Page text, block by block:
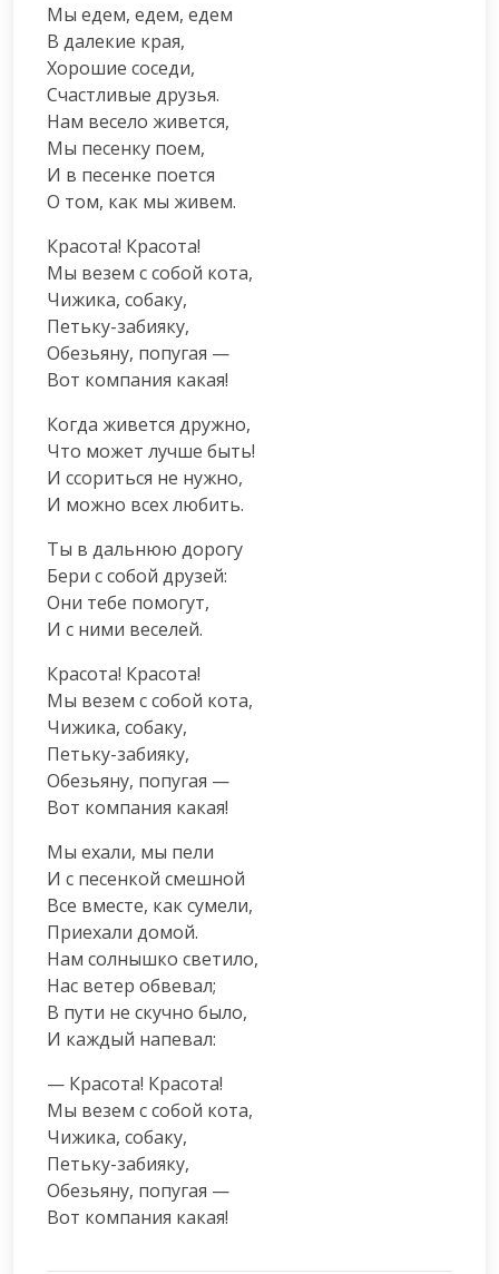
Мы едем, едем, едем
В далекие края,
Хорошие соседи,
Счастливые друзья.
Нам весело живется,
Мы песенку поем,
И в песенке поется
О том, как мы живем.
Красота! Красота!
Мы везем с собой кота,
Чижика, собаку,
Петьку-забияку,
Обезьяну, попугая —
Вот компания какая!
Когда живется дружно,
Что может лучше быть!
И ссориться не нужно,
И можно всех любить.
Ты в дальнюю дорогу
Бери с собой друзей:
Они тебе помогут,
И с ними веселей.
Красота! Красота!
Мы везем с собой кота,
Чижика, собаку,
Петьку-забияку,
Обезьяну, попугая —
Вот компания какая!
Мы ехали, мы пели
И с песенкой смешной
Все вместе, как сумели,
Приехали домой.
Нам солнышко светило,
Нас ветер обвевал;
В пути не скучно было,
И каждый напевал:
— Красота! Красота!
Мы везем с собой кота,
Чижика, собаку,
Петьку-забияку,
Обезьяну, попугая —
Вот компания какая!